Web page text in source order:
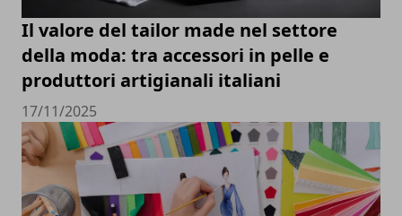
Il valore del tailor made nel settore
della moda: tra accessori in pelle e
produttori artigianali italiani
17/11/2025